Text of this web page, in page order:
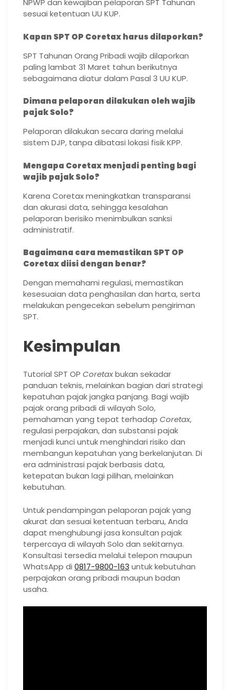
NPWP dan kewajiban pelaporan SPT Tahunan
sesuai ketentuan UU KUP.
Kapan SPT OP Coretax harus dilaporkan?
SPT Tahunan Orang Pribadi wajib dilaporkan
paling lambat 31 Maret tahun berikutnya
sebagaimana diatur dalam Pasal 3 UU KUP.
Dimana pelaporan dilakukan oleh wajib
pajak Solo?
Pelaporan dilakukan secara daring melalui
sistem DJP, tanpa dibatasi lokasi fisik KPP.
Mengapa Coretax menjadi penting bagi
wajib pajak Solo?
Karena Coretax meningkatkan transparansi
dan akurasi data, sehingga kesalahan
pelaporan berisiko menimbulkan sanksi
administratif.
Bagaimana cara memastikan SPT OP
Coretax diisi dengan benar?
Dengan memahami regulasi, memastikan
kesesuaian data penghasilan dan harta, serta
melakukan pengecekan sebelum pengiriman
SPT.
Kesimpulan
Tutorial SPT OP Coretaxbukan sekadar
panduan teknis, melainkan bagian dari strategi
kepatuhan pajak jangka panjang. Bagi wajib
pajak orang pribadi di wilayah Solo,
pemahaman yang tepat terhadap Coretax,
regulasi perpajakan, dan substansi pajak
menjadi kunci untuk menghindari risiko dan
membangun kepatuhan yang berkelanjutan. Di
era administrasi pajak berbasis data,
ketepatan bukan lagi pilihan, melainkan
kebutuhan.
Untuk pendampingan pelaporan pajak yang
akurat dan sesuai ketentuan terbaru, Anda
dapat menghubungi jasa konsultan pajak
terpercaya di wilayah Solo dan sekitarnya.
Konsultasi tersedia melalui telepon maupun
WhatsApp di 0817-9800-163 untuk kebutuhan
perpajakan orang pribadi maupun badan
usaha.